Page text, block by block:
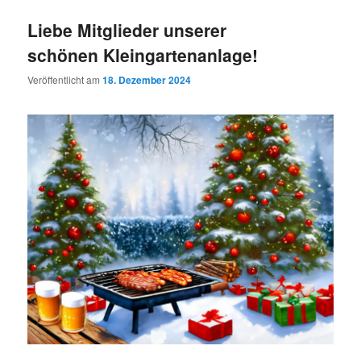
Liebe Mitglieder unserer
schönen Kleingartenanlage!
Veröffentlicht am18. Dezember 2024